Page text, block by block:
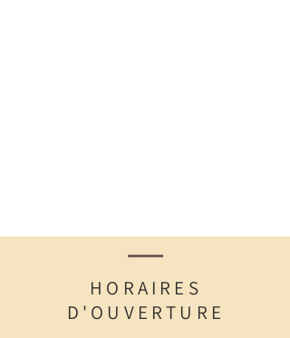
HORAIRES
D'OUVERTURE